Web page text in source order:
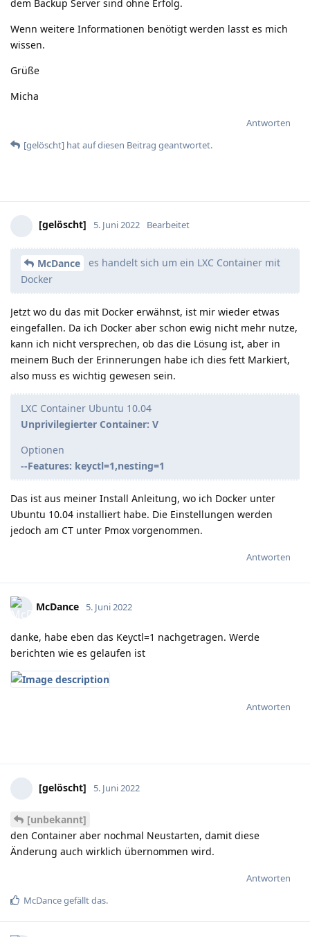
dem Backup Server sind ohne Erfolg.
Wenn weitere Informationen benötigt werden lasst es mich
wissen.
Grüße
Micha
Antworten
[gelöscht] hatauf diesen Beitrag geantwortet.
[gelöscht] 5. Juni 2022 Bearbeitet
McDance
es handelt sich um ein LXC Container mit
Docker
Jetzt wo du das mit Docker erwähnst, ist mir wieder etwas
eingefallen. Da ich Docker aber schon ewig nicht mehr nutze,
kann ich nicht versprechen, ob das die Lösung ist, aber in
meinem Buch der Erinnerungen habe ich dies fett Markiert,
also muss es wichtig gewesen sein.
LXC Container Ubuntu 10.04
Unprivilegierter Container: V
Optionen
--Features: keyctl=1,nesting=1
Das ist aus meiner Install Anleitung, wo ich Docker unter
Ubuntu 10.04 installiert habe. Die Einstellungen werden
jedoch am CT unter Pmox vorgenommen.
Antworten
McDance 5. Juni 2022
danke, habe eben das Keyctl=1 nachgetragen. Werde
berichten wie es gelaufen ist
Antworten
[gelöscht] 5. Juni 2022
[unbekannt]
den Container aber nochmal Neustarten, damit diese
Änderung auch wirklich übernommen wird.
Antworten
McDancegefällt das.